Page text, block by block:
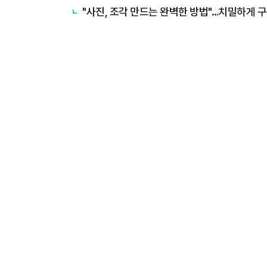
"사진, 조각 만드는 완벽한 방법"…치밀하게